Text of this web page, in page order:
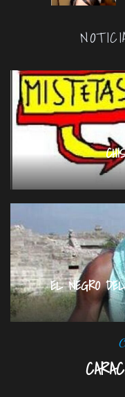
EL NEGRO